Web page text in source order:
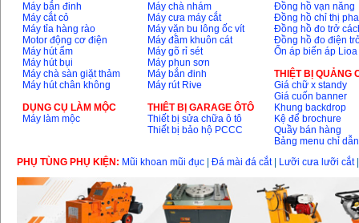
Máy bắn đinh
Máy cắt cỏ
Máy tỉa hàng rào
Motor động cơ điện
Máy hút ẩm
Máy hút bụi
Máy chà sàn giặt thảm
Máy hút chân không
DỤNG CỤ LÀM MỘC
Máy làm mộc
Máy chà nhám
Máy cưa máy cắt
Máy vặn bu lông ốc vít
Máy đầm khuôn cát
Máy gõ rỉ sét
Máy phun sơn
Máy bắn đinh
Máy rút Rive
THIÊT BỊ GARAGE ÔTÔ
Thiết bị sửa chữa ô tô
Thiết bị bảo hộ PCCC
Đồng hồ vạn năng
Đồng hồ chỉ thị pha
Đồng hồ đo trở
Đồng hồ đo điện
Ổn áp biến áp Lioa
THIỆT BỊ QUẢNG
Giá chữ x standy
Giá cuốn banner
Khung backdrop
Kệ để brochure
Quầy bán hàng
Bảng menu chỉ dẫn
PHỤ TÙNG PHỤ KIỆN: Mũi khoan mũi đục Đá mài đá cắt| Lưỡi cưa lưỡi cắt